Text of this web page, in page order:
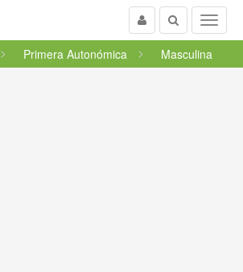
Menu
Buscar
Usuario
Primera Autonómica Masculina